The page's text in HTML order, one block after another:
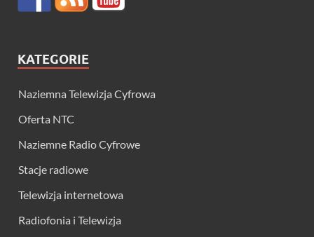
KATEGORIE
Naziemna Telewizja Cyfrowa
Oferta NTC
Naziemne Radio Cyfrowe
Stacje radiowe
Telewizja internetowa
Radiofonia i Telewizja